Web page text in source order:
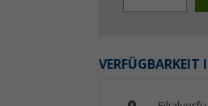
VERFÜGBARKEIT